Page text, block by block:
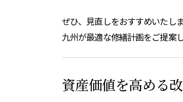
ぜひ、見直しをおすすめいたし
九州が最適な修繕計画をご提案し
資産価値を高める